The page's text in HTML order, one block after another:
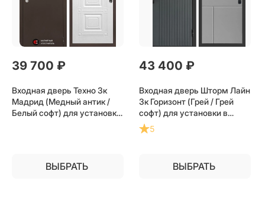
39 700 ₽
Входная дверь Техно 3к
Мадрид (Медный антик /
Белый софт) для установки
ВЫБРАТЬ
43 400 ₽
Входная дверь Шторм Лайн
3к Горизонт (Грей / Грей
софт) для установки в
квартиру
5
ВЫБРАТЬ